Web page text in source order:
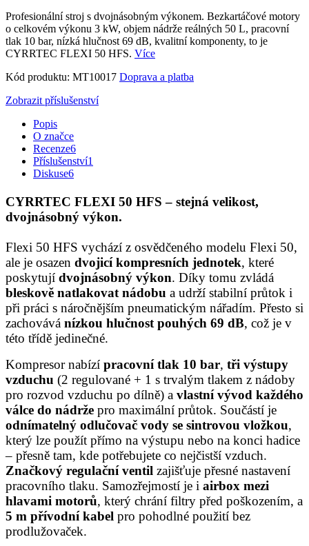
Profesionální stroj s dvojnásobným výkonem. Bezkartáčové motory
o celkovém výkonu 3 kW, objem nádrže reálných 50 L, pracovní
tlak 10 bar, nízká hlučnost 69 dB, kvalitní komponenty, to je
CYRRTEC FLEXI 50 HFS. Více
Kód produktu: MT10017 Doprava a platba
Zobrazit příslušenství
Popis
O značce
Recenze6
Příslušenství1
Diskuse6
CYRRTEC FLEXI 50 HFS – stejná velikost,
dvojnásobný výkon.
Flexi 50 HFS vychází z osvědčeného modelu Flexi 50,
ale je osazen dvojicí kompresních jednotek, které
poskytují dvojnásobný výkon. Díky tomu zvládá
bleskově natlakovat nádobu a udrží stabilní průtok i
při práci s náročnějším pneumatickým nářadím. Přesto si
zachovává nízkou hlučnost pouhých 69 dB, což je v
této třídě jedinečné.
Kompresor nabízí pracovní tlak 10 bar, tři výstupy
vzduchu (2 regulované + 1 s trvalým tlakem z nádoby
pro rozvod vzduchu po dílně) a vlastní vývod každého
válce do nádrže pro maximální průtok. Součástí je
odnímatelný odlučovač vody se sintrovou vložkou,
který lze použít přímo na výstupu nebo na konci hadice
– přesně tam, kde potřebujete co nejčistší vzduch.
Značkový regulační ventil zajišťuje přesné nastavení
pracovního tlaku. Samozřejmostí je i airbox mezi
hlavami motorů, který chrání filtry před poškozením, a
5 m přívodní kabel pro pohodlné použití bez
prodlužovaček.